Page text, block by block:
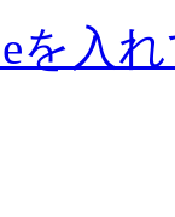
を入